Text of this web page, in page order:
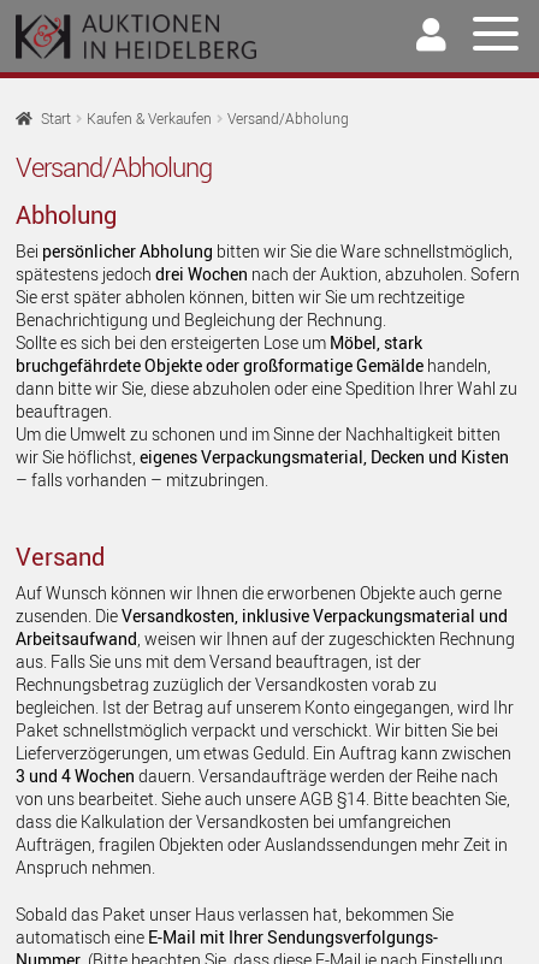
Zur
Navigation
springen
Springe
zum
Inhalt
Home
Auktionen
Kaufen & Verkaufen
Info für Bieter
Info für Einlieferer
Versand/Abholung
Archiv
Unser Team
Start Kaufen & Verkaufen Versand/Abholung
Versand/Abholung
Abholung
Bei persönlicher Abholung bitten wir Sie die Ware schnellstmöglich,
spätestens jedochdrei Wochen nach der Auktion, abzuholen. Sofern
Sie erst später abholen können, bitten wir Sie um rechtzeitige
Benachrichtigung und Begleichung der Rechnung.
Sollte es sich bei den ersteigerten Lose um Möbel, stark
bruchgefährdete Objekte oder großformatige Gemälde handeln,
dann bitte wir Sie, diese abzuholen oder eine Spedition Ihrer Wahl zu
beauftragen.
Um die Umwelt zu schonen und im Sinne der Nachhaltigkeit bitten
wir Sie höflichst,eigenes Verpackungsmaterial, Decken und Kisten
– falls vorhanden – mitzubringen.
Versand
Auf Wunsch können wir Ihnen die erworbenen Objekte auch gerne
zusenden. DieVersandkosten, inklusive Verpackungsmaterial und
Arbeitsaufwand, weisen wir Ihnen auf der zugeschickten Rechnung
aus. Falls Sie uns mit dem Versand beauftragen, ist der
Rechnungsbetrag zuzüglich der Versandkosten vorab zu
begleichen. Ist der Betrag auf unserem Konto eingegangen, wird Ihr
Paket schnellstmöglich verpackt und verschickt. Wir bitten Sie bei
Lieferverzögerungen, um etwas Geduld. Ein Auftrag kann zwischen
3 und 4 Wochen dauern. Versandaufträge werden der Reihe nach
von uns bearbeitet. Siehe auch unsere AGB §14. Bitte beachten Sie,
dass die Kalkulation der Versandkosten bei umfangreichen
Aufträgen, fragilen Objekten oder Auslandssendungen mehr Zeit in
Anspruch nehmen.
Sobald das Paket unser Haus verlassen hat, bekommen Sie
automatisch eine E-Mail mit Ihrer Sendungsverfolgungs-